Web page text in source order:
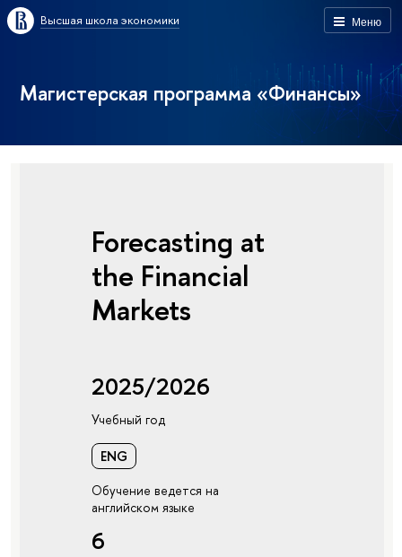
Меню
Высшая школа экономики
Магистерская программа «Финансы»
Forecasting at
the Financial
Markets
2025/2026
Учебный год
ENG
Обучение ведется на
английском языке
6